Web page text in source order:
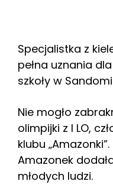
Specjalistka z
pełna uznania
szkoły w
Nie mogło
olimpijki z I LO,
klubu
Amazonek
młodych ludzi.